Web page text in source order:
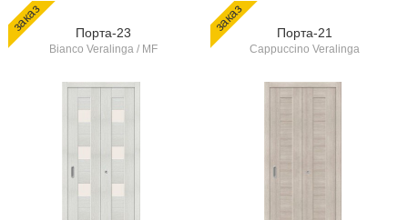
заказ Порта-23
Bianco Veralinga / MF
заказ Порта-21
Cappuccino Veralinga